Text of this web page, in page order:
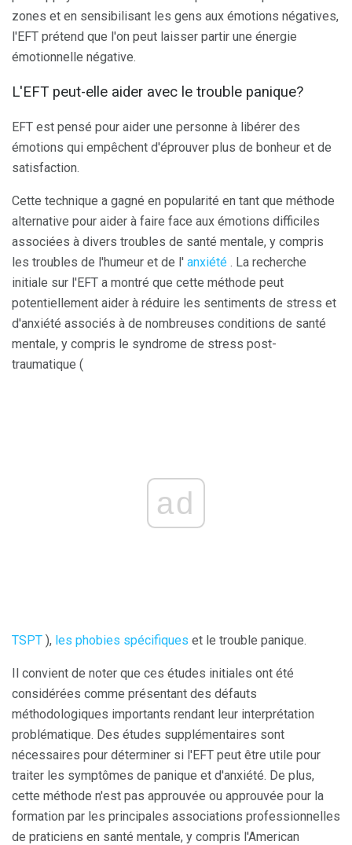
zones et en sensibilisant les gens aux émotions négatives,
l'EFT prétend que l'on peut laisser partir une énergie
émotionnelle négative.
L'EFT peut-elle aider avec le trouble panique?
EFT est pensé pour aider une personne à libérer des
émotions qui empêchent d'éprouver plus de bonheur et de
satisfaction.
Cette technique a gagné en popularité en tant que méthode
alternative pour aider à faire face aux émotions difficiles
associées à divers troubles de santé mentale, y compris
les troubles de l'humeur et de l' anxiété . La recherche
initiale sur l'EFT a montré que cette méthode peut
potentiellement aider à réduire les sentiments de stress et
d'anxiété associés à de nombreuses conditions de santé
mentale, y compris le syndrome de stress post-
traumatique (
ad
TSPT ), les phobies spécifiques et le trouble panique.
Il convient de noter que ces études initiales ont été
considérées comme présentant des défauts
méthodologiques importants rendant leur interprétation
problématique. Des études supplémentaires sont
nécessaires pour déterminer si l'EFT peut être utile pour
traiter les symptômes de panique et d'anxiété. De plus,
cette méthode n'est pas approuvée ou approuvée pour la
formation par les principales associations professionnelles
de praticiens en santé mentale, y compris l'American